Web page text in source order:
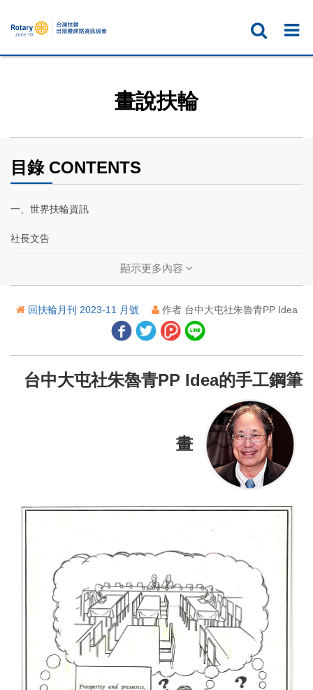
畫說扶輪
目錄 CONTENTS
一、世界扶輪資訊
社長文告
扶輪基金保管委員會主委文告
民以食為天
世界各地採取行動的人
如何談論我們的行動計畫
二、地區活動報導
台灣和平倡議論壇與表彰餐會將在12月3日舉行
第41屆橫渡日月潭活動
扶輪人國際志工拾掇
3482地區「生命有情，讓愛發光」CPR+AED急救訓練系列
顯示更多內容
回扶輪月刊 2023-11 月號 作者 台中大屯社朱魯青PP Idea
台中大屯社朱魯青PP Idea的手工鋼筆
畫